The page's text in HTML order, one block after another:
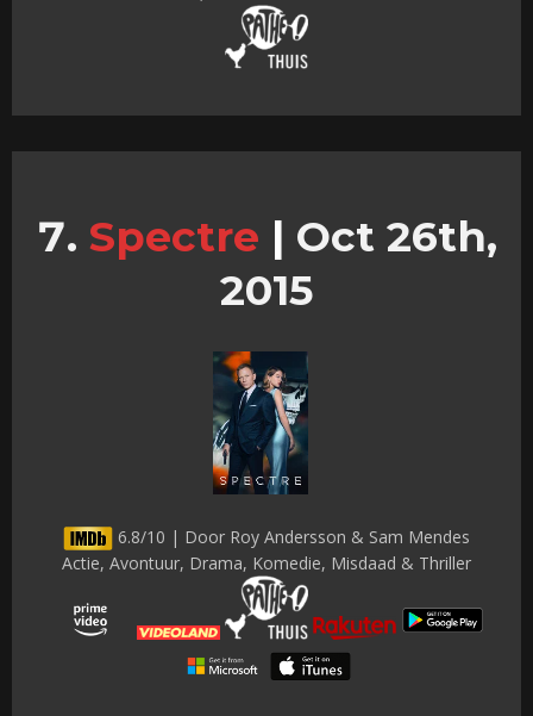
Spectre | Oct 26th,
2015
6.8/10 | Door Roy Andersson & Sam Mendes
Actie, Avontuur, Drama, Komedie, Misdaad & Thriller